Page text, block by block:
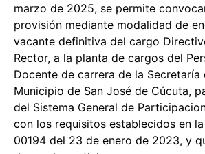
marzo de 2025, se permite
provisión mediante modalidad de
vacante definitiva del cargo
Rector, a la planta de cargos del
Docente de carrera de la Secretaría
Municipio de San José de Cúcuta,
del Sistema General de
con los requisitos establecidos en
00194 del 23 de enero de 2023, y